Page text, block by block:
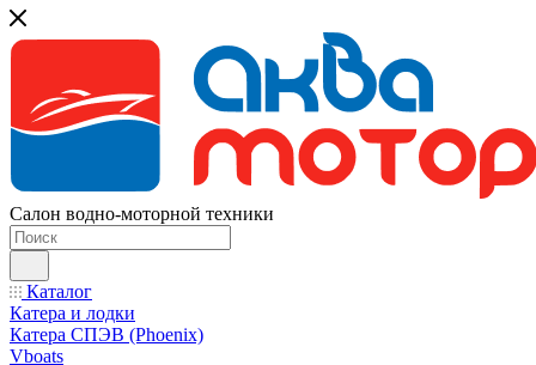
Салон водно-моторной техники
Каталог
Катера и лодки
Катера СПЭВ (Phoenix)
Vboats